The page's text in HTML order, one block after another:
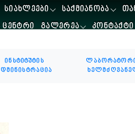
ᲡᲘᲐᲮᲚᲔᲔᲑᲘ ᲡᲐᲥᲛᲘᲐᲜᲝᲑᲐ
ᲪᲔᲜᲢᲠᲘ
ᲒᲐᲚᲔᲠᲔᲐ ᲙᲝᲜᲢᲐᲥᲢᲘ
ინსტიტუტის